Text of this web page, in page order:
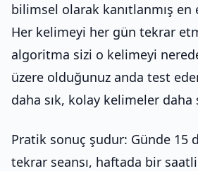
bilimsel olarak kanıtlanmış
Her kelimeyi her gün tekrar
algoritma sizi o kelimeyi
üzere olduğunuz anda test
daha sık, kolay kelimeler daha
Pratik sonuç şudur: Günde 15
tekrar seansı, haftada bir